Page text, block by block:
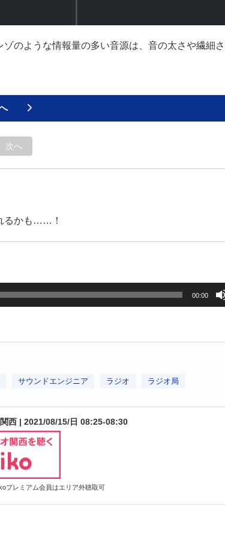
のような情報量の多い音源は、音の太さや繊細
次へ
るかも……！
00:00
サウンドエンジニア ラジオ ラジオ局
西 | 2021/08/15/日 08:25-08:30
プレミアム会員はエリア外聴取可